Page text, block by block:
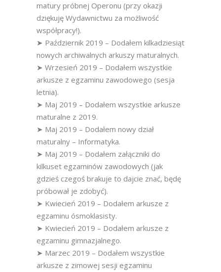
matury próbnej Operonu (przy okazji
dziękuję Wydawnictwu za możliwość
współpracy!).
➤ Październik 2019 – Dodałem kilkadziesiąt
nowych archiwalnych arkuszy maturalnych.
➤ Wrzesień 2019 – Dodałem wszystkie
arkusze z egzaminu zawodowego (sesja
letnia).
➤ Maj 2019 – Dodałem wszystkie arkusze
maturalne z 2019.
➤ Maj 2019 – Dodałem nowy dział
maturalny – Informatyka.
➤ Maj 2019 – Dodałem załączniki do
kilkuset egzaminów zawodowych (jak
gdzieś czegoś brakuje to dajcie znać, będę
próbował je zdobyć).
➤ Kwiecień 2019 – Dodałem arkusze z
egzaminu ósmoklasisty.
➤ Kwiecień 2019 – Dodałem arkusze z
egzaminu gimnazjalnego.
➤ Marzec 2019 – Dodałem wszystkie
arkusze z zimowej sesji egzaminu